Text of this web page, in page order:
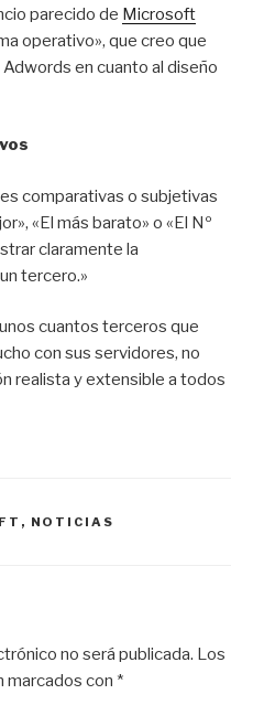
parecido de Microsoft
operativo», que creo que
en cuanto al diseño
comparativas o subjetivas
«El más barato» o «El Nº
claramente la
tercero.»
cuantos terceros que
con sus servidores, no
realista y extensible a todos
, NOTICIAS
no será publicada. Los
marcados con *